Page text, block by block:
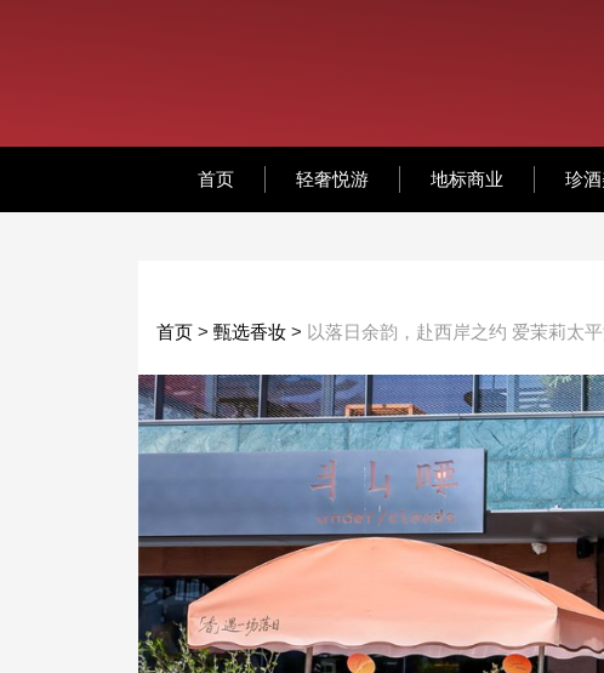
首页 轻奢悦游 地标商业 珍
首页 > 甄选香妆 > 以落日余韵，赴西岸之约 爱茉莉太